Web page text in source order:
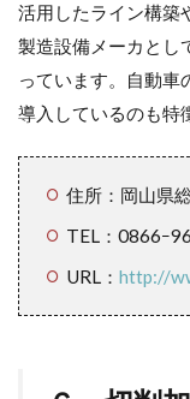
活用したライン構築
製造設備メーカとし
っています。自動車
導入しているのも特
住所：岡山県
TEL：0866ｰ
URL： http://